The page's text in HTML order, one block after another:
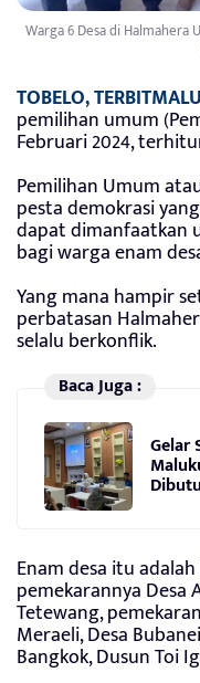
Warga 6 Desa di Halmahera
TOBELO,
pemilihan umum
Februari 2024,
Pemilihan Umum
pesta demokrasi
dapat dimanfaatkan
bagi warga enam
Yang mana hampir
perbatasan
selalu berkonflik.
Baca Juga :
Gelar
Enam desa itu
pemekarannya Desa
Tetewang,
Meraeli, Desa
Bangkok, Dusun Toi